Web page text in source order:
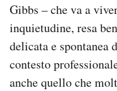
Gibbs – che va a
inquietudine, resa
delicata e spontanea
contesto
anche quello che